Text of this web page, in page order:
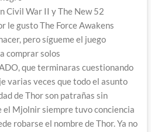
Civil War II y The New 52
le gusto The Force Awakens
pero sígueme el juego
comprar solos
que terminaras cuestionando
varias veces que todo el asunto
de Thor son patrañas sin
el Mjolnir siempre tuvo conciencia
robarse el nombre de Thor. Ya no